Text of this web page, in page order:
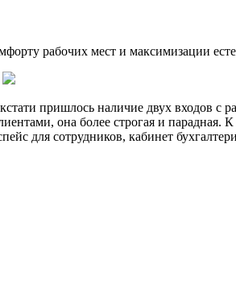
рабочих мест и максимизации
пришлось наличие двух входов с
она более строгая и парадная.
для сотрудников, кабинет